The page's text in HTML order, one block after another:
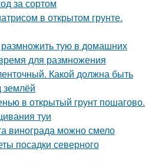
за сортом
в открытом грунте.
тую в домашних
для размножения
Какой должна быть
землёй
в открытый грунт пошагово.
туи
винограда можно смело
посадки северного